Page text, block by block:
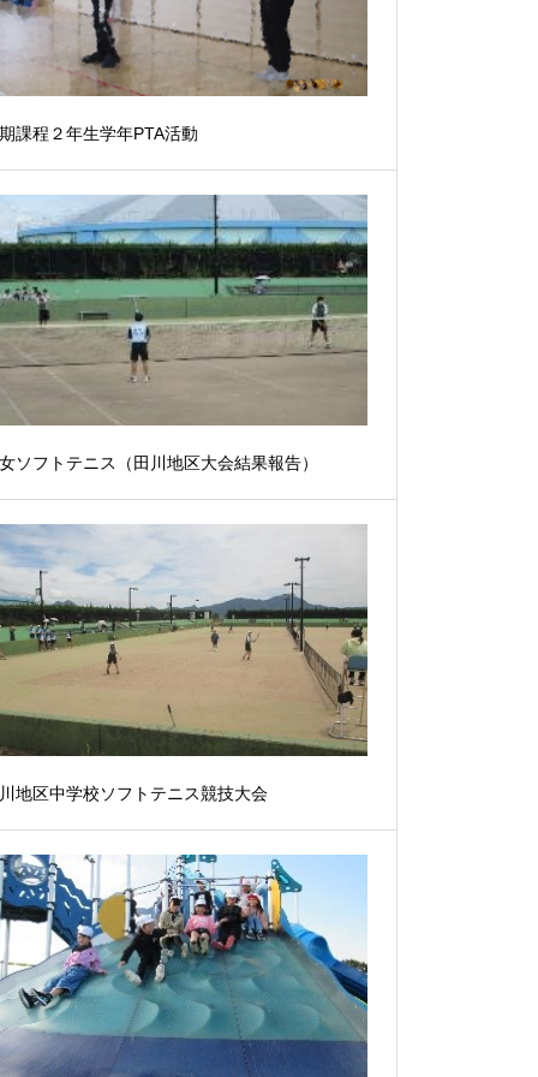
課程２年生学年PTA活動
ソフトテニス（田川地区大会結果報告）
地区中学校ソフトテニス競技大会